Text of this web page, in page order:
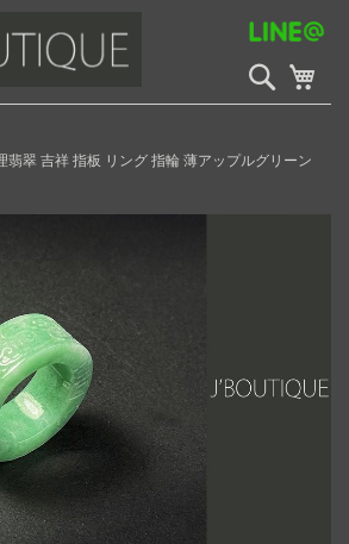
検
索
開
翡翠 吉祥 指板 リング 指輪 薄アップルグリーン